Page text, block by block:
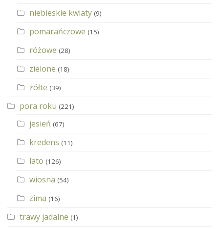
niebieskie kwiaty (9)
pomarańczowe (15)
różowe (28)
zielone (18)
żółte (39)
pora roku (221)
jesień (67)
kredens (11)
lato (126)
wiosna (54)
zima (16)
trawy jadalne (1)